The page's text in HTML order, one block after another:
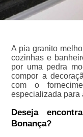
A pia granito
cozinhas e
por uma pedra
compor a
com o
especializada para
Deseja
Bonança?